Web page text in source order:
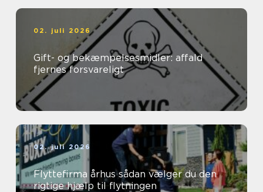
02. juli 2026
Gift- og bekæmpelsesmidler: affald
fjernes forsvareligt
02. juli 2026
Flyttefirma århus sådan vælger du den
rigtige hjælp til flytningen